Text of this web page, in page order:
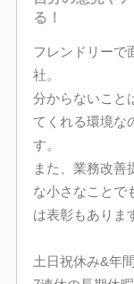
る！
フレンドリーで
社。
分からないこと
てくれる環境な
す。
また、業務改善
な小さなことで
は表彰もありま
土日祝休み&年